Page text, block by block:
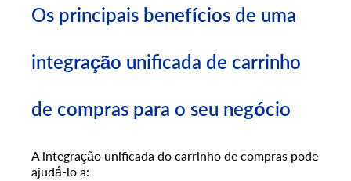
Os principais benefícios de uma
integração unificada de carrinho
de compras para o seu negócio
A integração unificada do carrinho de compras pode
ajudá-lo a: